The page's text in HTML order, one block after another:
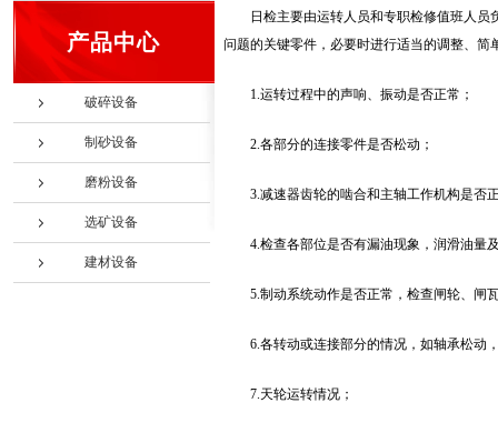
产品中心
破碎设备
制砂设备
磨粉设备
选矿设备
建材设备
日检主要由运转人员和专职检修值班人
问题的关键零件，必要时进行适当的调整、
1.运转过程中的声响、振动是否正常；
2.各部分的连接零件是否松动；
3.减速器齿轮的啮合和主轴工作机构是否
4.检查各部位是否有漏油现象，润滑油量
5.制动系统动作是否正常，检查闸轮、闸
6.各转动或连接部分的情况，如轴承松动
7.天轮运转情况；